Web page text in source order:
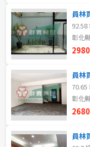
員林
92.58
彰化
員林
70.65
彰化
員林